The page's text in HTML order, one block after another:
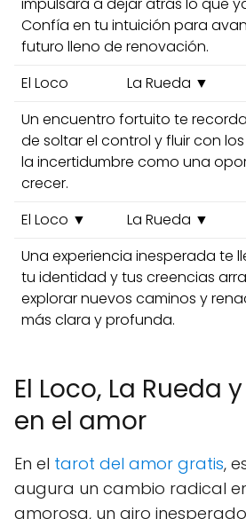
Confía en tu intuición para
futuro lleno de renovación.
El Loco
La Rueda ▼
Un encuentro fortuito te
de soltar el control y fluir con
la incertidumbre como una
crecer.
El Loco ▼
La Rueda ▼
Una experiencia inesperada te
tu identidad y tus creencias
explorar nuevos caminos y
más clara y profunda.
El Loco, La Rueda
en el amor
En el tarot del amor gratis,
augura un cambio radical
amorosa, un giro